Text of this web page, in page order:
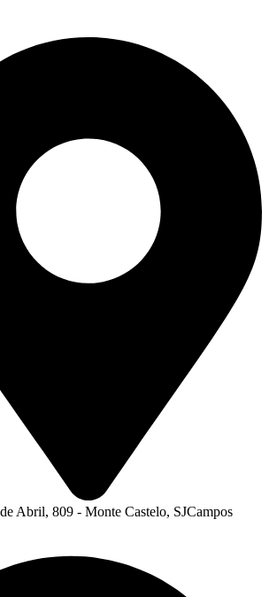
Abril, 809 - Monte Castelo, SJCampos